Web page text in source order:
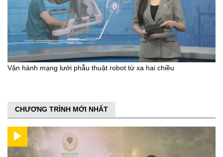
Vận hành mạng lưới phẫu thuật robot từ xa hai chiều
CHƯƠNG TRÌNH MỚI NHẤT